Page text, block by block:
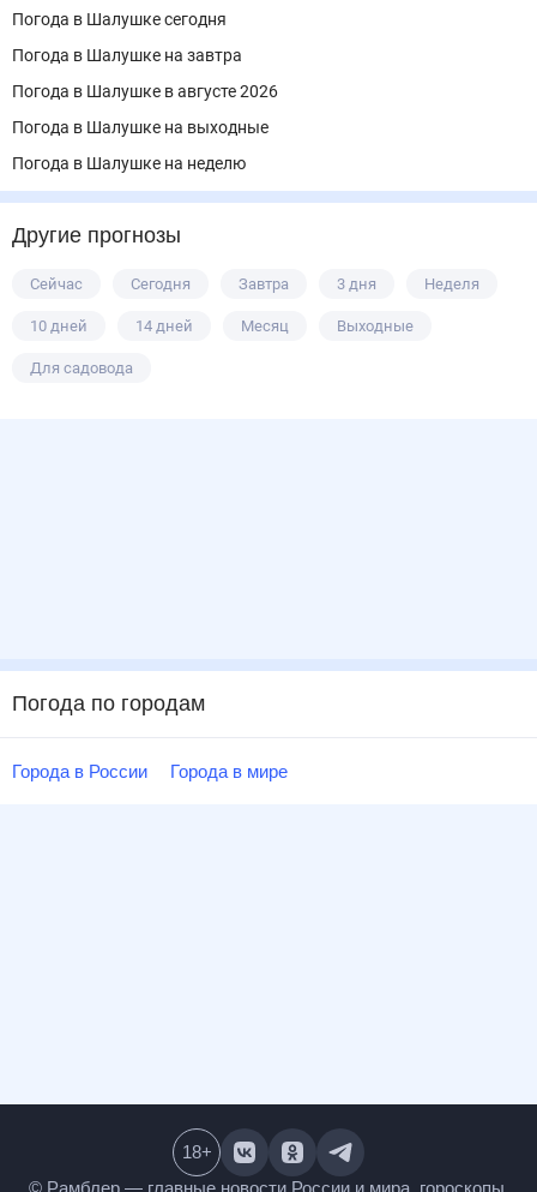
Погода в Шалушке сегодня
Погода в Шалушке на завтра
Погода в Шалушке в августе 2026
Погода в Шалушке на выходные
Погода в Шалушке на неделю
Другие прогнозы
Сейчас Сегодня Завтра 3 дня Неделя
10 дней 14 дней Месяц Выходные
Для садовода
Погода по городам
Города в России Города в мире
18+